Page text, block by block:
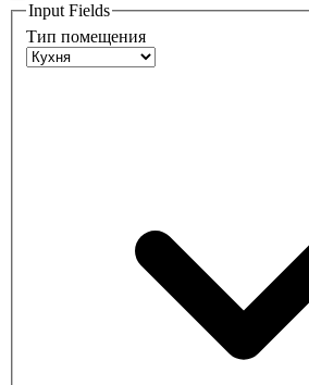
Input Fields
Тип помещения